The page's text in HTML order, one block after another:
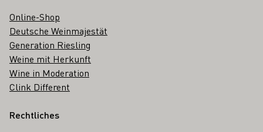
Online-Shop
Deutsche Weinmajestät
Generation Riesling
Weine mit Herkunft
Wine in Moderation
Clink Different
Rechtliches